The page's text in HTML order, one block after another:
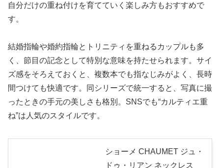
自分だけの重ね付けを育てていく楽しみ方もおすすめで
す。
結婚指輪や婚約指輪とトリニティを重ねるカップルも多
く、節目の記念として特別な意味を持たせられます。サイ
ズ感をそろえておくと、複数本でも指なじみがよく、長時
間つけても快適です。同シリーズで統一すると、写真に撮
ったときの手元の美しさも格別。SNSでも“カルティエ重
ね”は人気のスタイルです。
ショーメ CHAUMET ジュ・
ドゥ・リアン ネックレス